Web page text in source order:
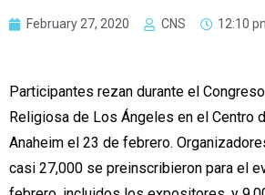
February 27, 2020 CNS 12:10
Participantes rezan durante el
Religiosa de Los Ángeles en el Centro
Anaheim el 23 de febrero.
casi 27,000 se preinscribieron para el